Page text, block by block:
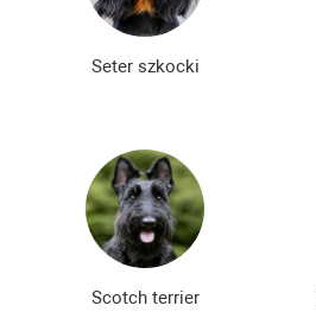
Seter szkocki
Scotch terrier